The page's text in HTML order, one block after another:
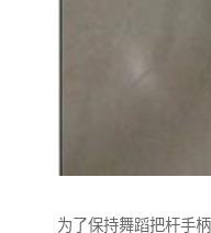
为了保持舞蹈把杆手